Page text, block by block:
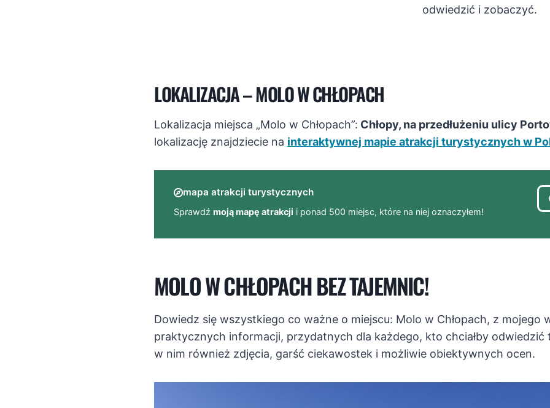
odwiedzić i zobaczyć.
LOKALIZACJA – MOLO W CHŁOPACH
Lokalizacja miejsca „Molo w Chłopach”: Chłopy, na przedłużeniu ulicy
lokalizację znajdziecie na interaktywnej mapie atrakcji turystycznych w
mapa atrakcji turystycznych
Sprawdź moją mapę atrakcji i ponad 500 miejsc, które na niej oznaczyłem!
MOLO W CHŁOPACH BEZ TAJEMNIC!
Dowiedz się wszystkiego co ważne o miejscu: Molo w Chłopach, z mojego
praktycznych informacji, przydatnych dla każdego, kto chciałby odwiedzić
w nim również zdjęcia, garść ciekawostek i możliwie obiektywnych ocen.